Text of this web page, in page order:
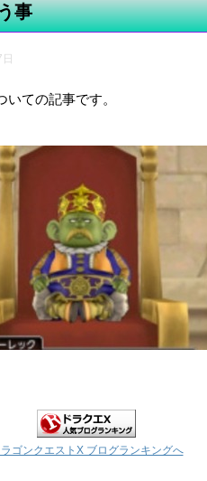
事
いての記事です。
ラゴンクエストX ブログランキングへ